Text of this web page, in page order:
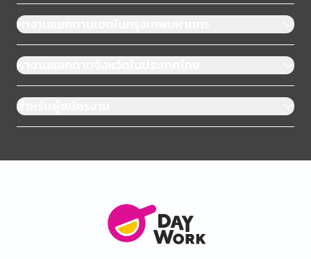
หางานแยกตามเขตในกรุงเทพมหานคร
หางานแยกตามจังหวัดในประเทศไทย
สำหรับผู้สมัครงาน